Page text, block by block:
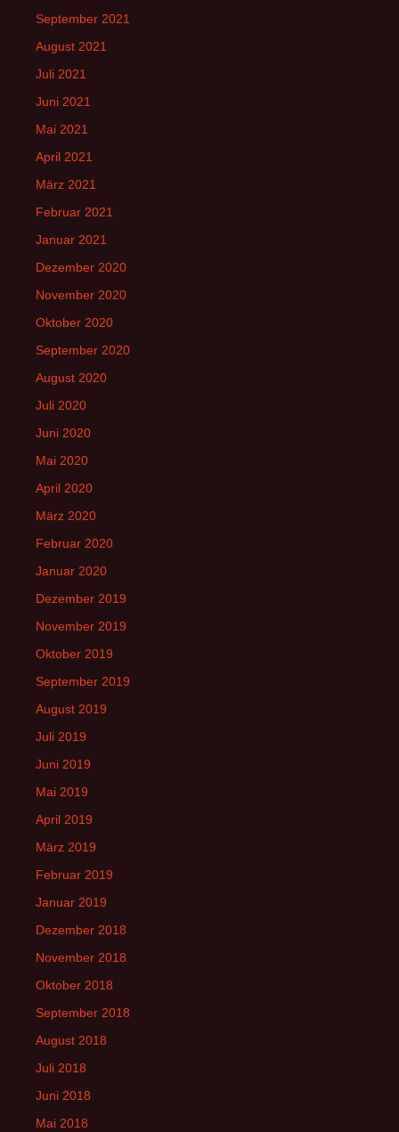
September 2021
August 2021
Juli 2021
Juni 2021
Mai 2021
April 2021
März 2021
Februar 2021
Januar 2021
Dezember 2020
November 2020
Oktober 2020
September 2020
August 2020
Juli 2020
Juni 2020
Mai 2020
April 2020
März 2020
Februar 2020
Januar 2020
Dezember 2019
November 2019
Oktober 2019
September 2019
August 2019
Juli 2019
Juni 2019
Mai 2019
April 2019
März 2019
Februar 2019
Januar 2019
Dezember 2018
November 2018
Oktober 2018
September 2018
August 2018
Juli 2018
Juni 2018
Mai 2018